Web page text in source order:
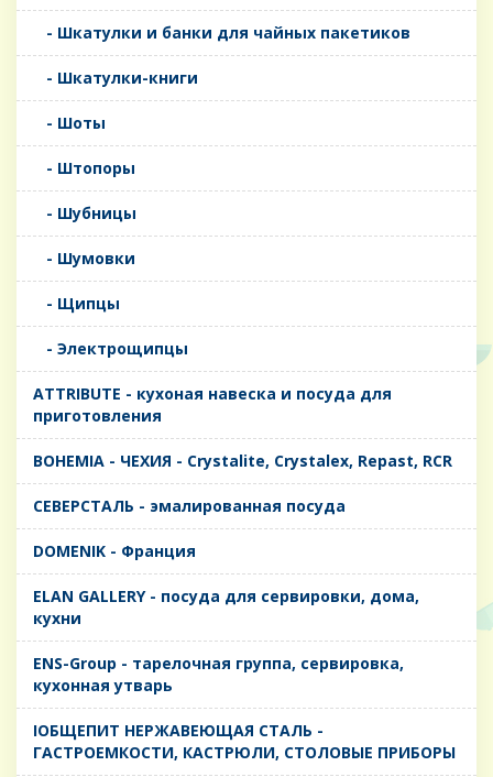
- Шкатулки и банки для чайных пакетиков
- Шкатулки-книги
- Шоты
- Штопоры
- Шубницы
- Шумовки
- Щипцы
- Электрощипцы
ATTRIBUTE - кухоная навеска и посуда для
приготовления
BOHEMIA - ЧЕХИЯ - Crystalite, Crystalex, Repast, RCR
CЕВЕРСТАЛЬ - эмалированная посуда
DOMENIK - Франция
ELAN GALLERY - посуда для сервировки, дома,
кухни
ENS-Group - тарелочная группа, сервировка,
кухонная утварь
IОБЩЕПИТ НЕРЖАВЕЮЩАЯ СТАЛЬ -
ГАСТРОЕМКОСТИ, КАСТРЮЛИ, СТОЛОВЫЕ ПРИБОРЫ